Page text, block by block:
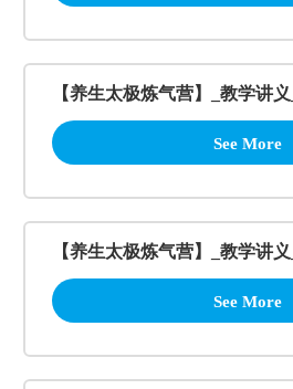
【养生太极炼气营】_教学讲
See More
【养生太极炼气营】_教学讲义
See More